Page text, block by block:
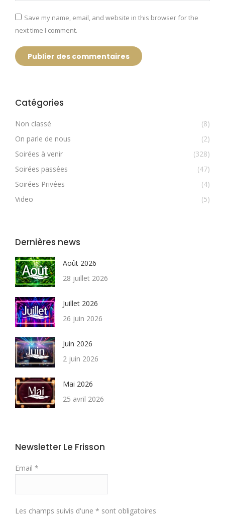
Save my name, email, and website in this browser for the
next time I comment.
Publier des commentaires
Catégories
Non classé
(8)
On parle de nous
(2)
Soirées à venir
(328)
Soirées passées
(47)
Soirées Privées
(4)
Video
(5)
Dernières news
Août 2026
28 juillet 2026
Juillet 2026
26 juin 2026
Juin 2026
2 juin 2026
Mai 2026
25 avril 2026
Newsletter Le Frisson
Email *
Les champs suivis d'une * sont obligatoires